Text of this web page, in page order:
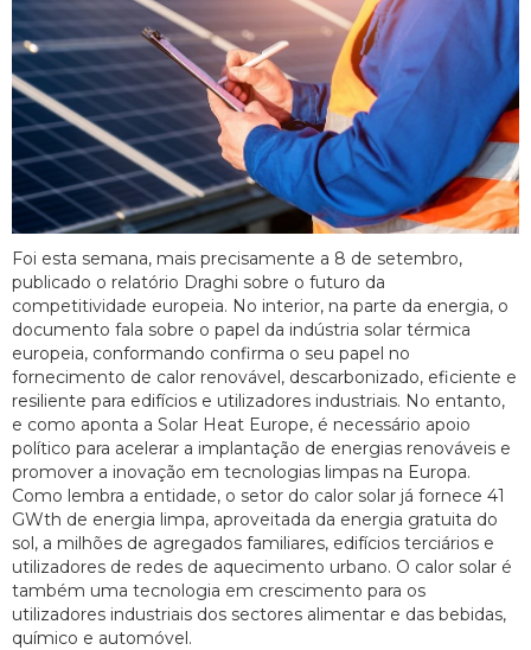
Foi esta semana, mais precisamente a 8 de setembro,
publicado o relatório Draghi sobre o futuro da
competitividade europeia. No interior, na parte da energia, o
documento fala sobre o papel da indústria solar térmica
europeia, conformando confirma o seu papel no
fornecimento de calor renovável, descarbonizado, eficiente e
resiliente para edifícios e utilizadores industriais. No entanto,
e como aponta a Solar Heat Europe, é necessário apoio
político para acelerar a implantação de energias renováveis e
promover a inovação em tecnologias limpas na Europa.
Como lembra a entidade, o setor do calor solar já fornece 41
GWth de energia limpa, aproveitada da energia gratuita do
sol, a milhões de agregados familiares, edifícios terciários e
utilizadores de redes de aquecimento urbano. O calor solar é
também uma tecnologia em crescimento para os
utilizadores industriais dos sectores alimentar e das bebidas,
químico e automóvel.